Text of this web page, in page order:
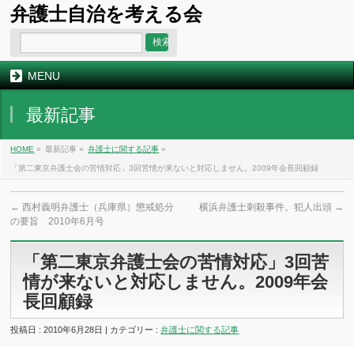
弁護士自治を考える会
MENU
最新記事
HOME » 最新記事 » 弁護士に関する記事 »
「第二東京弁護士会の苦情対応」3回苦情が来ないと対応しません。2009年会長回顧録
← 西村義明弁護士（兵庫県）懲戒処分
の要旨 2010年6月号
横浜弁護士刺殺事件。犯人出頭 →
「第二東京弁護士会の苦情対応」3回苦
情が来ないと対応しません。2009年会
長回顧録
投稿日 : 2010年6月28日 | カテゴリー :弁護士に関する記事